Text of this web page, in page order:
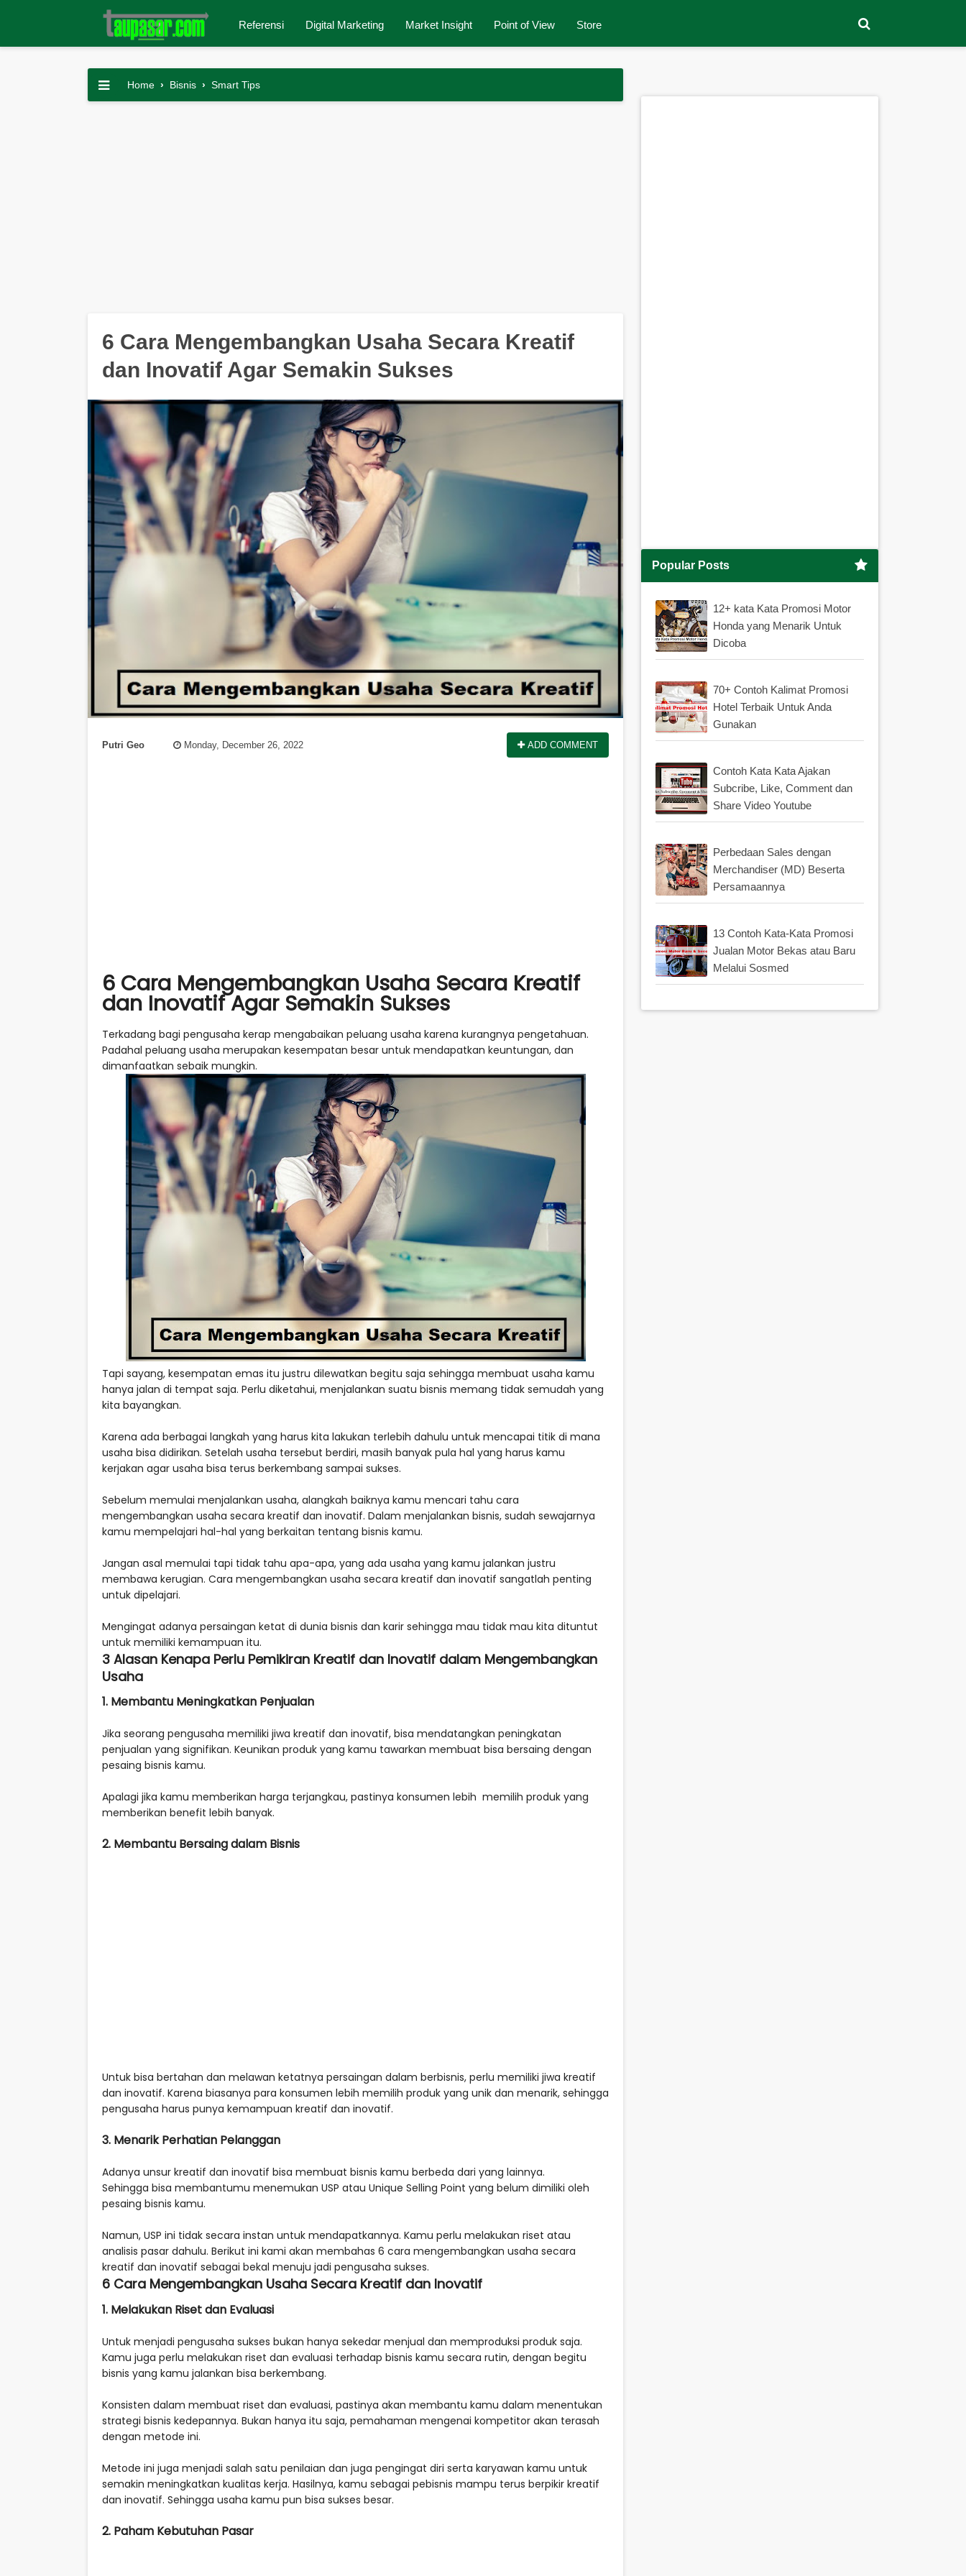
Referensi Digital Marketing Market Insight Point of View Store
Home › Bisnis › Smart Tips
6 Cara Mengembangkan Usaha Secara Kreatif
dan Inovatif Agar Semakin Sukses
Putri Geo Monday, December 26, 2022 ADD COMMENT
6 Cara Mengembangkan Usaha Secara Kreatif
dan Inovatif Agar Semakin Sukses
Terkadang bagi pengusaha kerap mengabaikan peluang usaha karena kurangnya pengetahuan.
Padahal peluang usaha merupakan kesempatan besar untuk mendapatkan keuntungan, dan
dimanfaatkan sebaik mungkin.
Tapi sayang, kesempatan emas itu justru dilewatkan begitu saja sehingga membuat usaha kamu
hanya jalan di tempat saja. Perlu diketahui, menjalankan suatu bisnis memang tidak semudah yang
kita bayangkan.
Karena ada berbagai langkah yang harus kita lakukan terlebih dahulu untuk mencapai titik di mana
usaha bisa didirikan. Setelah usaha tersebut berdiri, masih banyak pula hal yang harus kamu
kerjakan agar usaha bisa terus berkembang sampai sukses.
Sebelum memulai menjalankan usaha, alangkah baiknya kamu mencari tahu cara
mengembangkan usaha secara kreatif dan inovatif. Dalam menjalankan bisnis, sudah sewajarnya
kamu mempelajari hal-hal yang berkaitan tentang bisnis kamu.
Jangan asal memulai tapi tidak tahu apa-apa, yang ada usaha yang kamu jalankan justru
membawa kerugian. Cara mengembangkan usaha secara kreatif dan inovatif sangatlah penting
untuk dipelajari.
Mengingat adanya persaingan ketat di dunia bisnis dan karir sehingga mau tidak mau kita dituntut
untuk memiliki kemampuan itu.
3 Alasan Kenapa Perlu Pemikiran Kreatif dan Inovatif dalam Mengembangkan
Usaha
1. Membantu Meningkatkan Penjualan
Jika seorang pengusaha memiliki jiwa kreatif dan inovatif, bisa mendatangkan peningkatan
penjualan yang signifikan. Keunikan produk yang kamu tawarkan membuat bisa bersaing dengan
pesaing bisnis kamu.
Apalagi jika kamu memberikan harga terjangkau, pastinya konsumen lebih memilih produk yang
memberikan benefit lebih banyak.
2. Membantu Bersaing dalam Bisnis
Untuk bisa bertahan dan melawan ketatnya persaingan dalam berbisnis, perlu memiliki jiwa kreatif
dan inovatif. Karena biasanya para konsumen lebih memilih produk yang unik dan menarik, sehingga
pengusaha harus punya kemampuan kreatif dan inovatif.
3. Menarik Perhatian Pelanggan
Adanya unsur kreatif dan inovatif bisa membuat bisnis kamu berbeda dari yang lainnya.
Sehingga bisa membantumu menemukan USP atau Unique Selling Point yang belum dimiliki oleh
pesaing bisnis kamu.
Namun, USP ini tidak secara instan untuk mendapatkannya. Kamu perlu melakukan riset atau
analisis pasar dahulu. Berikut ini kami akan membahas 6 cara mengembangkan usaha secara
kreatif dan inovatif sebagai bekal menuju jadi pengusaha sukses.
6 Cara Mengembangkan Usaha Secara Kreatif dan Inovatif
1. Melakukan Riset dan Evaluasi
Untuk menjadi pengusaha sukses bukan hanya sekedar menjual dan memproduksi produk saja.
Kamu juga perlu melakukan riset dan evaluasi terhadap bisnis kamu secara rutin, dengan begitu
bisnis yang kamu jalankan bisa berkembang.
Konsisten dalam membuat riset dan evaluasi, pastinya akan membantu kamu dalam menentukan
strategi bisnis kedepannya. Bukan hanya itu saja, pemahaman mengenai kompetitor akan terasah
dengan metode ini.
Metode ini juga menjadi salah satu penilaian dan juga pengingat diri serta karyawan kamu untuk
semakin meningkatkan kualitas kerja. Hasilnya, kamu sebagai pebisnis mampu terus berpikir kreatif
dan inovatif. Sehingga usaha kamu pun bisa sukses besar.
2. Paham Kebutuhan Pasar
Popular Posts
12+ kata Kata Promosi Motor
Honda yang Menarik Untuk
Dicoba
70+ Contoh Kalimat Promosi
Hotel Terbaik Untuk Anda
Gunakan
Contoh Kata Kata Ajakan
Subcribe, Like, Comment dan
Share Video Youtube
Perbedaan Sales dengan
Merchandiser (MD) Beserta
Persamaannya
13 Contoh Kata-Kata Promosi
Jualan Motor Bekas atau Baru
Melalui Sosmed